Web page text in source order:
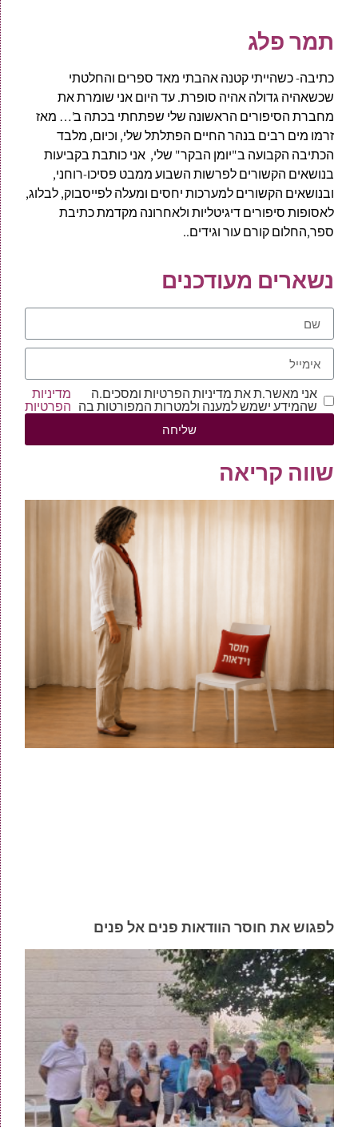
תמר פלג
כתיבה- כשהייתי קטנה אהבתי מאד ספרים והחלטתי
שכשאהיה גדולה אהיה סופרת. עד היום אני שומרת את
מחברת הסיפורים הראשונה שלי שפתחתי בכתה ב'… מאז
זרמו מים רבים בנהר החיים הפתלתל שלי, וכיום, מלבד
הכתיבה הקבועה ב"יומן הבקר" שלי, אני כותבת בקביעות
בנושאים הקשורים לפרשות השבוע ממבט פסיכו-רוחני,
ובנושאים הקשורים למערכות יחסים ומעלה לפייסבוק, לבלוג,
לאסופות סיפורים דיגיטליות ולאחרונה מקדמת כתיבת
ספר,החלום קורם עור וגידים..
נשארים מעודכנים
אני מאשר.ת את מדיניות הפרטיות ומסכים.ה
שהמידע ישמש למענה ולמטרות המפורטות בה
מדיניות
הפרטיות
שליחה
שווה קריאה
לפגוש את חוסר הוודאות פנים אל פנים